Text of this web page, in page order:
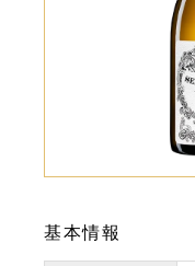
基本情報